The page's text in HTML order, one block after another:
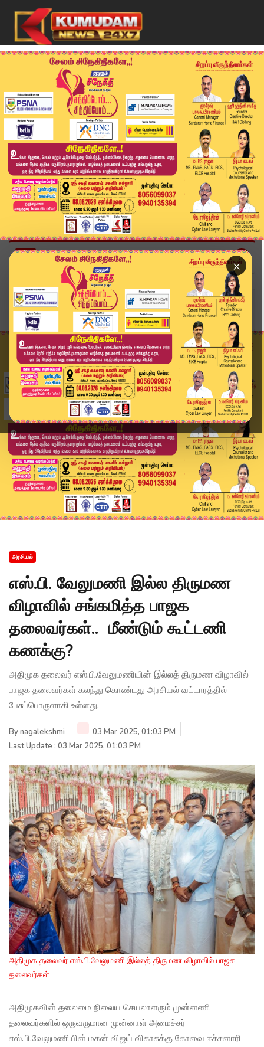
×
Home
அரசியல்
எஸ்.பி. வேலுமணி இல்ல திருமண விழாவில் சங்கமித்த ...
அரசியல்
எஸ்.பி. வேலுமணி இல்ல திருமண
விழாவில் சங்கமித்த பாஜக
தலைவர்கள்.. மீண்டும் கூட்டணி
கணக்கு?
அதிமுக தலைவர் எஸ்.பி.வேலுமணியின் இல்லத் திருமண விழாவில்
பாஜக தலைவர்கள் கலந்து கொண்டது அரசியல் வட்டாரத்தில்
பேசுப்பொருளாகி உள்ளது.
Bynagalekshmi
03 Mar 2025, 01:03 PM
Last Update : 03 Mar 2025, 01:03 PM
அதிமுக தலைவர் எஸ்.பி.வேலுமணி இல்லத் திருமண விழாவில் பாஜக
தலைவர்கள்
அதிமுகவின் தலைமை நிலைய செயலாளரும் முன்னணி
தலைவர்களில் ஒருவருமான முன்னாள் அமைச்சர்
எஸ்.பி.வேலுமணியின் மகன் விஜய் விகாசுக்கு கோவை ஈச்சனாரி